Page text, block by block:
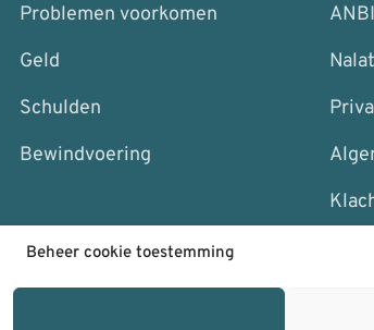
Beheer cookie toestemming
Problemen voorkomen
Geld
Schulden
Bewindvoering
ANBI